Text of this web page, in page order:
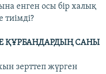
енген осы бір халық
тиімді?
ҚҰРБАНДАРДЫҢ САНЫ
зерттеп жүрген